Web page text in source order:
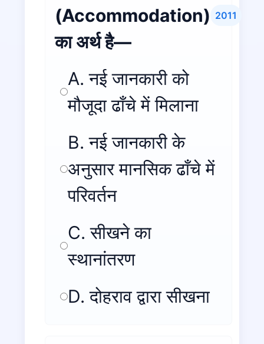
(Accommodation)
का अर्थ है—
2011
A. नई जानकारी को
मौजूदा ढाँचे में मिलाना
B. नई जानकारी के
अनुसार मानसिक ढाँचे में
परिवर्तन
C. सीखने का
स्थानांतरण
D. दोहराव द्वारा सीखना